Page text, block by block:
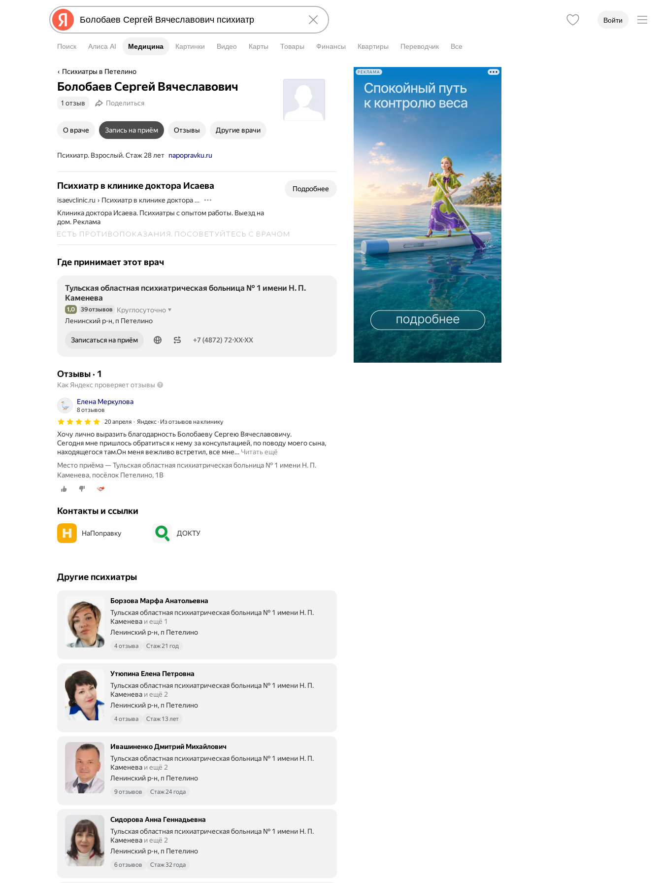
Войти
Поиск Алиса AI Медицина
Медицина Картинки Видео Карты Товары Финансы Квартиры Переводчик Все
Психиатры в Петелино
Болобаев Сергей Вячеславович
1 отзыв Поделиться
О враче Запись на приём Отзывы Другие врачи
Психиатр. Взрослый. Стаж 28 лет napopravku.ru
Психиатр в клинике доктора Исаева
isaevclinic.ru › Психиатр в клинике доктора Исаева
Клиника доктора Исаева. Психиатры с опытом работы. Выезд на
дом. Реклама
Подробнее
Где принимает этот врач
Тульская областная психиатрическая больница № 1 имени Н. П.
Каменева
Рейтинг 1,0 из 5
1,0 39 отзывов
Круглосуточно
Ленинский р-н, п Петелино
Записаться на приём
Номер телефона: +74872721882 +7 (4872) 72-XX-XX
Отзывы· 1
Как Яндекс проверяет отзывы
Елена Меркулова
8 отзывов
20 апреля
Яндекс · Из отзывов на клинику
Хочу лично выразить благодарность Болобаеву Сергею Вячеславовичу.
Сегодня мне пришлось обратиться к нему за консультацией, по поводу моего сына,
находящегося там.Он меня вежливо встретил, все мне… Читать ещё
Место приёма — Тульская областная психиатрическая больница № 1 имени Н. П.
Каменева, посёлок Петелино, 1В
Контакты и ссылки
НаПоправку ДОКТУ
Другие психиатры
Борзова Марфа Анатольевна
Тульская областная психиатрическая больница № 1 имени Н. П.
Каменева и ещё 1
Ленинский р-н, п Петелино
4 отзыва Стаж 21 год
Утюпина Елена Петровна
Тульская областная психиатрическая больница № 1 имени Н. П.
Каменева и ещё 2
Ленинский р-н, п Петелино
4 отзыва Стаж 13 лет
Ивашиненко Дмитрий Михайлович
Тульская областная психиатрическая больница № 1 имени Н. П.
Каменева и ещё 2
Ленинский р-н, п Петелино
9 отзывов Стаж 24 года
Сидорова Анна Геннадьевна
Тульская областная психиатрическая больница № 1 имени Н. П.
Каменева и ещё 2
Ленинский р-н, п Петелино
6 отзывов Стаж 32 года
РЕКЛАМА